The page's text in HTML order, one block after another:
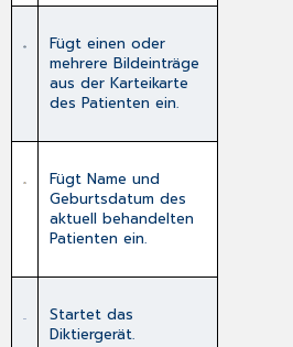
Fügt einen oder
mehrere Bildeinträge
aus der Karteikarte
des Patienten ein.
Fügt Name und
Geburtsdatum des
aktuell behandelten
Patienten ein.
Startet das
Diktiergerät.